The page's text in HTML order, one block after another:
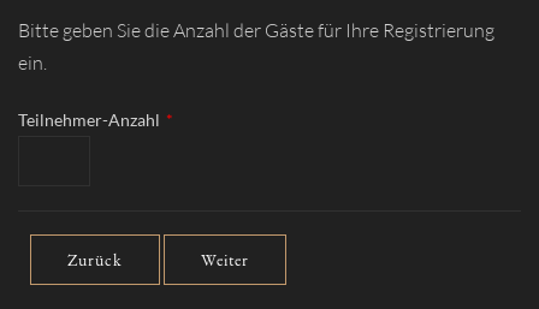
Bitte geben Sie die Anzahl der Gäste für Ihre Registrierung
ein.
Teilnehmer-Anzahl *